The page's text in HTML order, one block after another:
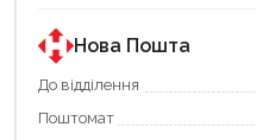
державною
програмою
«Національний
кешбек».
покупку
Нова Пошта
До відділення
Поштомат